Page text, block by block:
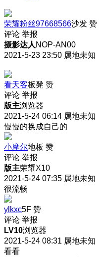
荣耀粉丝97668566沙发 赞
评论 举报
摄影达人 NOP-AN00
2021-5-23 23:50 属地未知
看天客板凳 赞
评论 举报
版主浏览器
2021-5-24 06:14 属地未知
慢慢的换成自己的
小摩尔地板 赞
评论 举报
版主荣耀X10
2021-5-24 07:35 属地未知
很流畅
ylkxc5F 赞
评论 举报
LV10浏览器
2021-5-24 08:31 属地未知
看看